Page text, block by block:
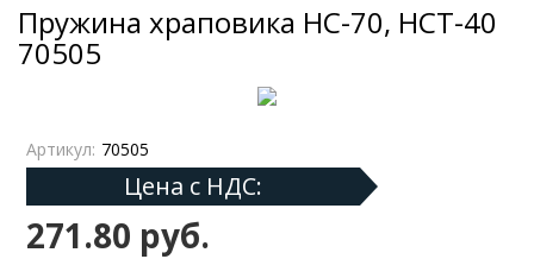
Пружина храповика НС-70, НСТ-40
70505
Артикул: 70505
Цена с НДС:
271.80 руб.